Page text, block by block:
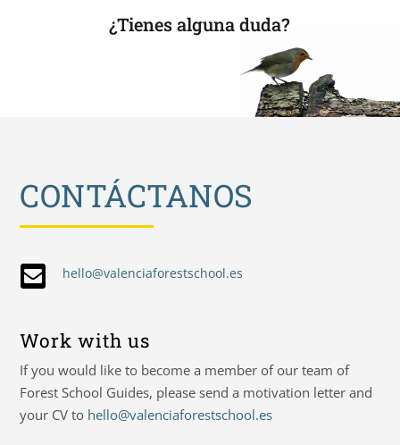
¿Tienes alguna duda?
CONTÁCTANOS
 hello@valenciaforestschool.es
Work with us
If you would like to become a member of our team of
Forest School Guides, please send a motivation letter and
your CV to hello@valenciaforestschool.es